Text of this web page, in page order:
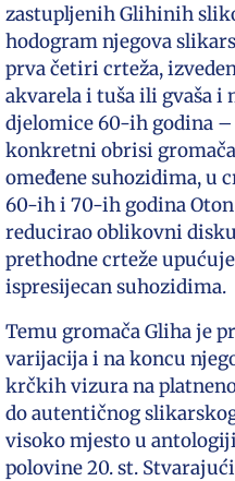
zastupljenih Glihinih
hodogram njegova
prva četiri crteža,
akvarela i tuša ili gvaša i
djelomice 60-ih godina
konkretni obrisi
omeđene suhozidima, u
60-ih i 70-ih godina
reducirao oblikovni
prethodne crteže
ispresijecan suhozidima.
Temu gromača Gliha je
varijacija i na koncu
krčkih vizura na
do autentičnog
visoko mjesto u
polovine 20. st.